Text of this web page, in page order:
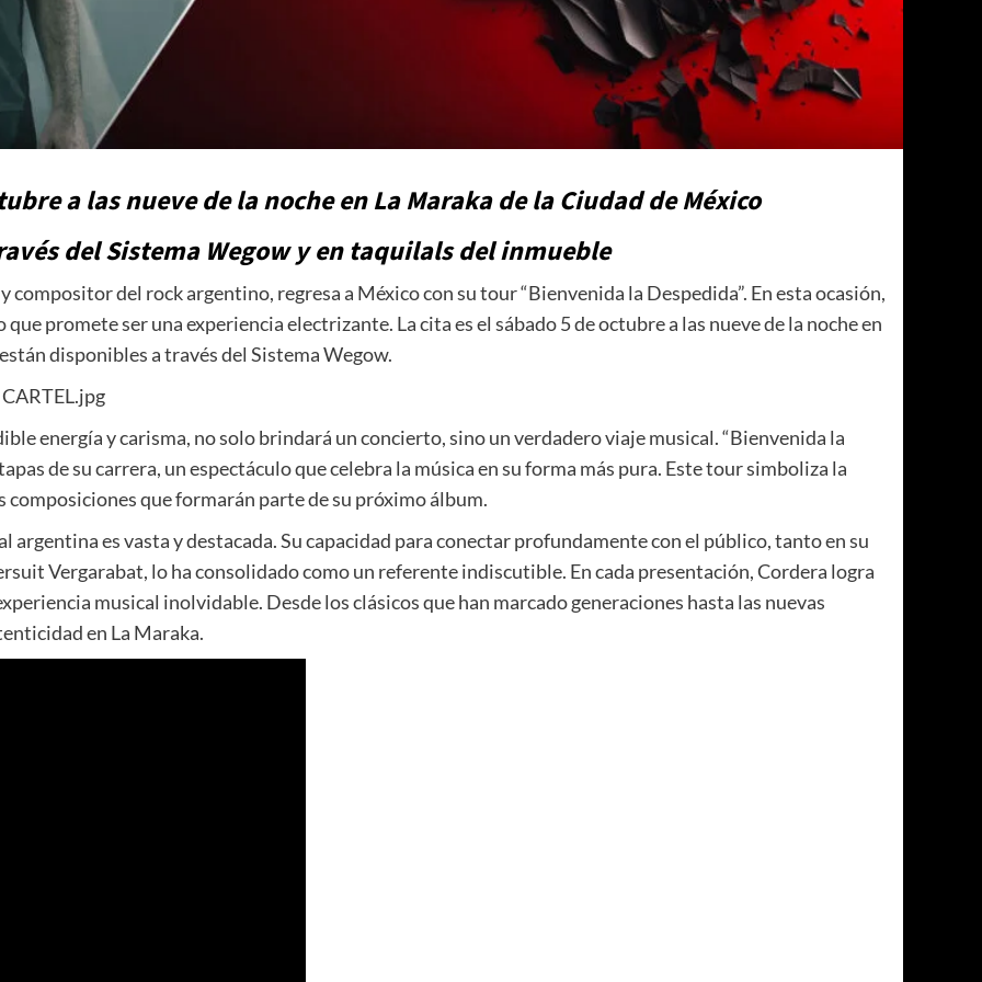
a las nueve de la noche en La Maraka de la Ciudad de México
del Sistema Wegow y en taquilals del inmueble
del rock argentino, regresa a México con su tour “Bienvenida la Despedida”. En esta ocasión,
promete ser una experiencia electrizante. La cita es el sábado 5 de octubre a las nueve de la noche en
disponibles a través del Sistema Wegow.
energía y carisma, no solo brindará un concierto, sino un verdadero viaje musical. “Bienvenida la
de su carrera, un espectáculo que celebra la música en su forma más pura. Este tour simboliza la
composiciones que formarán parte de su próximo álbum.
es vasta y destacada. Su capacidad para conectar profundamente con el público, tanto en su
Vergarabat, lo ha consolidado como un referente indiscutible. En cada presentación, Cordera logra
musical inolvidable. Desde los clásicos que han marcado generaciones hasta las nuevas
en La Maraka.